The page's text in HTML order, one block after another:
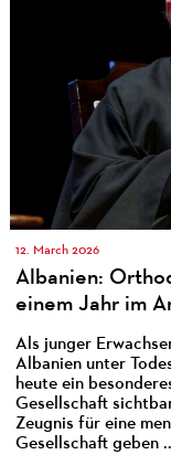
12. March 2026
Albanien:
einem Jahr im
Als junger
Albanien unter
heute ein
Gesellschaft
Zeugnis für eine
Gesellschaft geben